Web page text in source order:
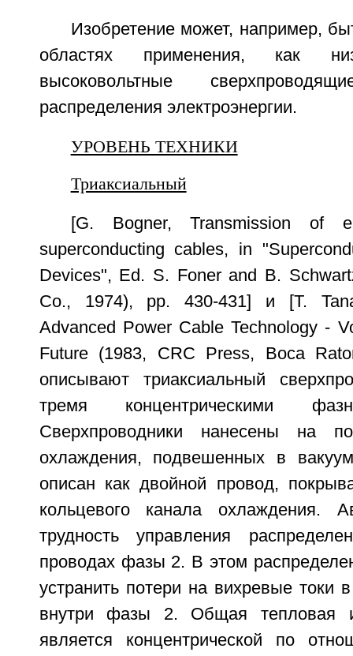
Изобретение может, например,
областях применения, как
высоковольтные
распределения электроэнергии.
УРОВЕНЬ ТЕХНИКИ
Триаксиальный
[G. Bogner, Transmission of
superconducting cables, in
Devices", Ed. S. Foner and B.
Co., 1974), pp. 430-431] и [T.
Advanced Power Cable Technology -
Future (1983, CRC Press, Boca
описывают триаксиальный
тремя концентрическими
Сверхпроводники нанесены на
охлаждения, подвешенных в
описан как двойной провод,
кольцевого канала охлаждения.
трудность управления
проводах фазы 2. В этом
устранить потери на вихревые токи
внутри фазы 2. Общая тепловая
является концентрической по